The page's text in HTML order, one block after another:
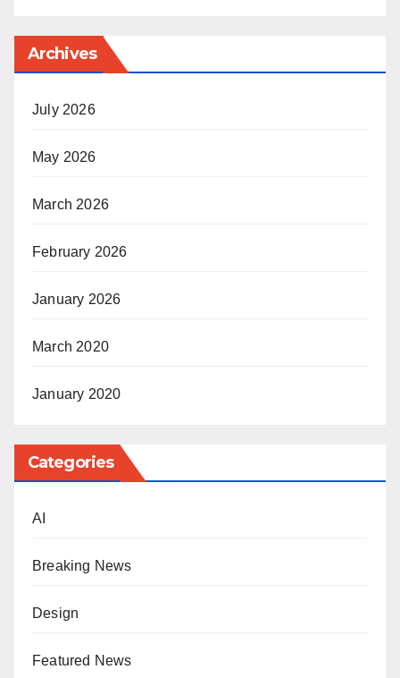
Archives
July 2026
May 2026
March 2026
February 2026
January 2026
March 2020
January 2020
Categories
AI
Breaking News
Design
Featured News